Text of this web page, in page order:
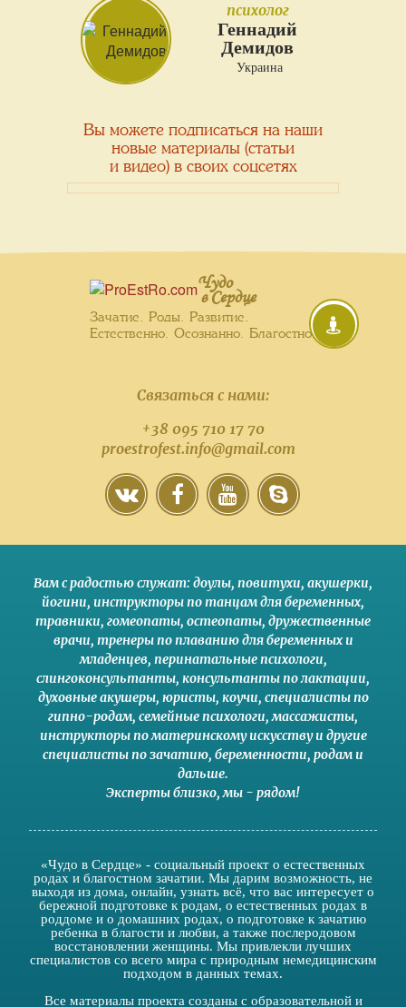
психолог
Геннадий
Демидов
Украина
Вы можете подписаться на наши
новые материалы (статьи
и видео) в своих соцсетях
Чудо
в Сердце
Зачатие. Роды. Развитие.
Естественно. Осознанно. Благостно.
Связаться с нами:
+38 095 710 17 70
proestrofest.info@gmail.com
Вам с радостью служат:доулы, повитухи, акушерки,
йогини, инструкторы по танцам для беременных,
травники, гомеопаты, остеопаты, дружественные
врачи, тренеры по плаванию для беременных и
младенцев, перинатальные психологи,
слингоконсультанты, консультанты по лактации,
духовные акушеры, юристы, коучи, специалисты по
гипно-родам, семейные психологи,массажисты,
инструкторы по материнскому искусствуи другие
специалисты по зачатию, беременности, родами
дальше.
Эксперты близко,мы - рядом!
«Чудо в Сердце» - социальный проект о естественных
родах и благостном зачатии. Мы дарим возможность, не
выходя из дома, онлайн, узнать всё, что вас интересует о
бережной подготовке к родам, о естественных родах в
роддоме и о домашних родах, о подготовке к зачатию
ребенка в благости и любви, а также послеродовом
восстановлении женщины. Мы привлекли лучших
специалистов со всего мира с природным немедицинским
подходом в данных темах.
Все материалы проекта созданы с образовательной и